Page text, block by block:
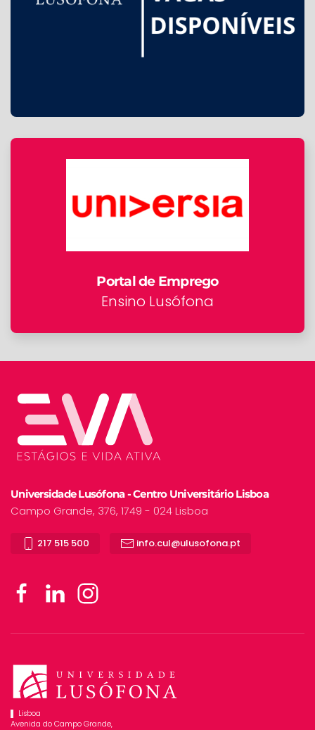
Portal de Emprego
Ensino Lusófona
Universidade Lusófona - Centro Universitário Lisboa
Campo Grande, 376, 1749 - 024 Lisboa
217 515 500 info.cul@ulusofona.pt
Lisboa
Avenida do Campo Grande,